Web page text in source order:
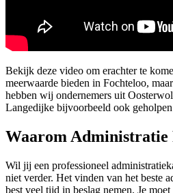
Bekijk deze video om erachter te
meerwaarde bieden in Fochteloo,
hebben wij ondernemers uit
Langedijke bijvoorbeeld ook
Waarom Administratie
Wil jij een professioneel
niet verder. Het vinden van het beste
best veel tijd in beslag nemen. Je